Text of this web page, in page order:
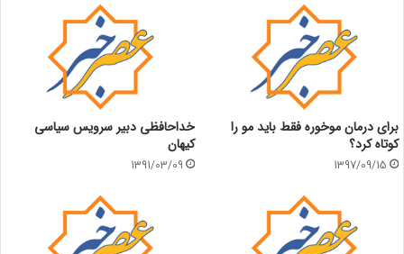
برای درمان موخوره فقط باید مو را
کوتاه کرد؟
1397/09/15
خداحافظی دبیر سرویس سیاسی
کیهان
1391/03/09